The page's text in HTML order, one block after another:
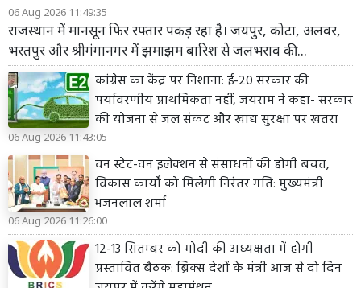
06 Aug 2026 11:49:35
राजस्थान में मानसून फिर रफ्तार पकड़ रहा है। जयपुर, कोटा, अलवर,
भरतपुर और श्रीगंगानगर में झमाझम बारिश से जलभराव की...
कांग्रेस का केंद्र पर निशाना: ई-20 सरकार की
पर्यावरणीय प्राथमिकता नहीं, जयराम ने कहा- सरकार
की योजना से जल संकट और खाद्य सुरक्षा पर खतरा
06 Aug 2026 11:43:05
वन स्टेट-वन इलेक्शन से संसाधनों की होगी बचत,
विकास कार्यों को मिलेगी निरंतर गति: मुख्यमंत्री
भजनलाल शर्मा
06 Aug 2026 11:26:00
12-13 सितम्बर को मोदी की अध्यक्षता में होगी
प्रस्तावित बैठक: ब्रिक्स देशों के मंत्री आज से दो दिन